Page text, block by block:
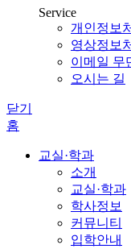
Service
개인정보
영상정보
이메일 무
오시는 길
닫기
홈
교실·학과
소개
교실·학과
학사정보
커뮤니티
입학안내